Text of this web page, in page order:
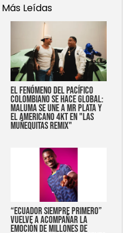
Más Leídas
EL FENÓMENO DEL PACÍFICO
COLOMBIANO SE HACE GLOBAL:
MALUMA SE UNE A MR PLATA Y
EL AMERICANO 4KT EN "LAS
MUÑEQUITAS REMIX"
“Ecuador siempre primero”
vuelve a acompañar la
emoción de millones de